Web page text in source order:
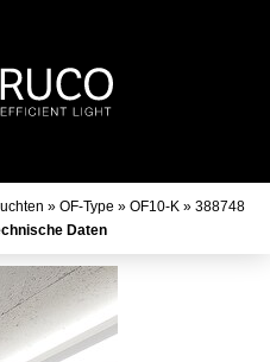
» OF-Type » OF10-K » 388748
Daten